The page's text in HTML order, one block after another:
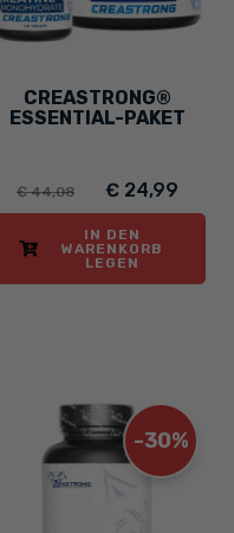
CREASTRONG®
ESSENTIAL-PAKET
€ 44,08 € 24,99
IN DEN
WARENKORB
LEGEN
-30%